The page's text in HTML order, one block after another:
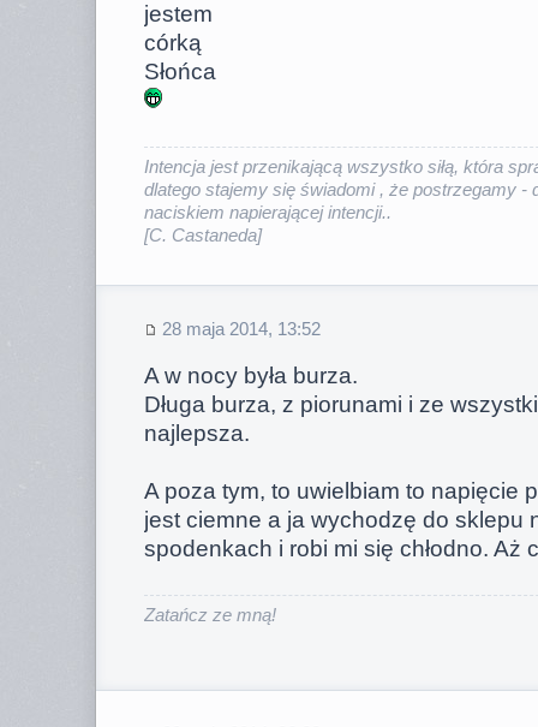
jestem
córką
Słońca
Intencja jest przenikającą wszystko siłą, która
dlatego stajemy się świadomi , że postrzegamy -
naciskiem napierającej intencji..
[C. Castaneda]
28 maja 2014, 13:52
A w nocy była burza.
Długa burza, z piorunami i ze
najlepsza.
A poza tym, to uwielbiam to napięcie
jest ciemne a ja wychodzę do sklepu
spodenkach i robi mi się chłodno. Aż
Zatańcz ze mną!